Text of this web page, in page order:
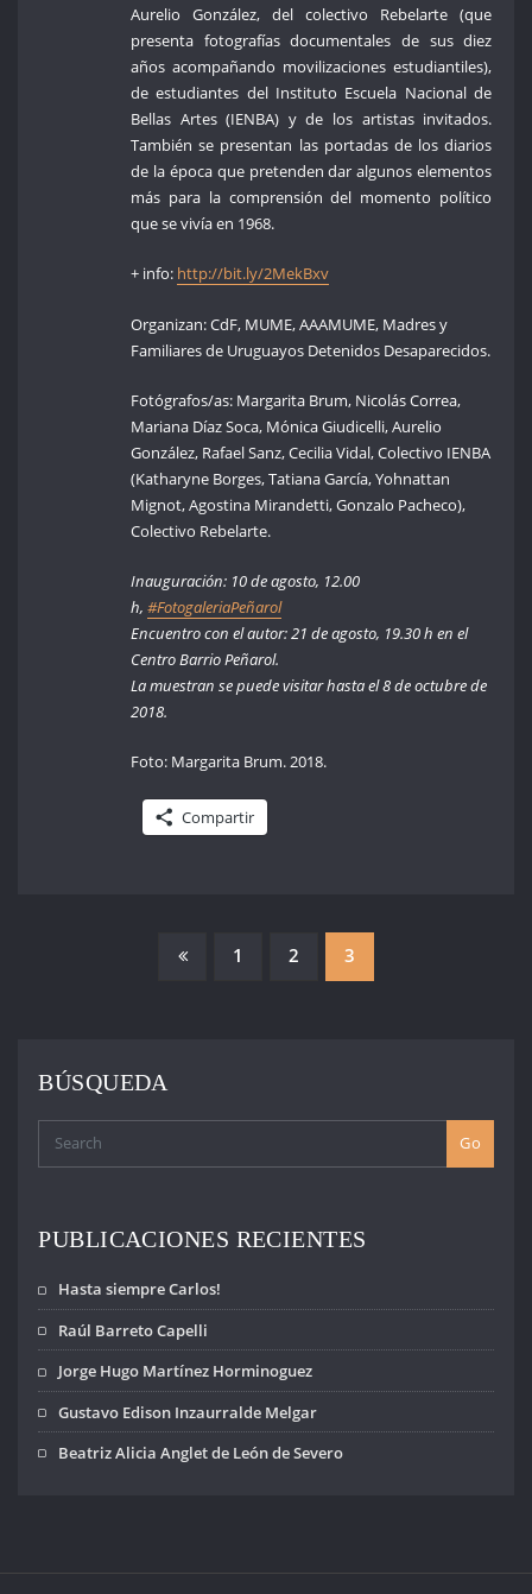
Aurelio González, del colectivo Rebelarte (que
presenta fotografías documentales de sus diez
años acompañando movilizaciones estudiantiles),
de estudiantes del Instituto Escuela Nacional de
Bellas Artes (IENBA) y de los artistas invitados.
También se presentan las portadas de los diarios
de la época que pretenden dar algunos elementos
más para la comprensión del momento político
que se vivía en 1968.
+ info: http://bit.ly/2MekBxv
Organizan: CdF, MUME, AAAMUME, Madres y
Familiares de Uruguayos Detenidos Desaparecidos.
Fotógrafos/as: Margarita Brum, Nicolás Correa,
Mariana Díaz Soca, Mónica Giudicelli, Aurelio
González, Rafael Sanz, Cecilia Vidal, Colectivo IENBA
(Katharyne Borges, Tatiana García, Yohnattan
Mignot, Agostina Mirandetti, Gonzalo Pacheco),
Colectivo Rebelarte.
Inauguración: 10 de agosto, 12.00
h,#FotogaleriaPeñarol
Encuentro con el autor: 21 de agosto, 19.30 h en el
Centro Barrio Peñarol.
La muestran se puede visitar hasta el 8 de octubre de
2018.
Foto: Margarita Brum. 2018.
Compartir
PAGINACIÓN
ENTRADAS
1 2 3
BÚSQUEDA
Go
PUBLICACIONES RECIENTES
Hasta siempre Carlos!
Raúl Barreto Capelli
Jorge Hugo Martínez Horminoguez
Gustavo Edison Inzaurralde Melgar
Beatriz Alicia Anglet de León de Severo